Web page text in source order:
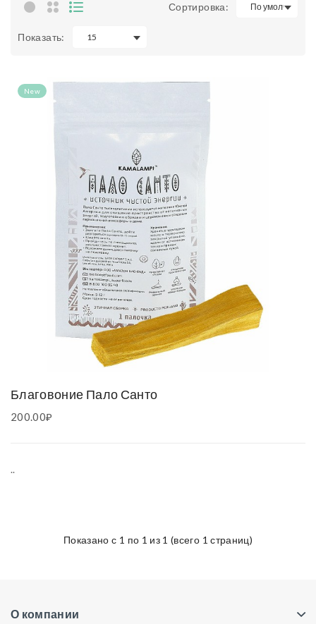
Сортировка:
Показать:
New
Благовоние Пало Санто
200.00₽
..
Показано с 1 по 1 из 1 (всего 1 страниц)
О компании